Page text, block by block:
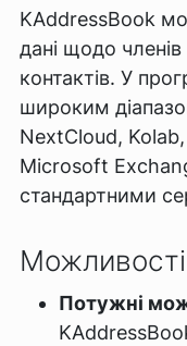
KAddressBook
дані щодо членів
контактів. У
широким
NextCloud,
Microsoft
стандартними
Можливості
Потужні